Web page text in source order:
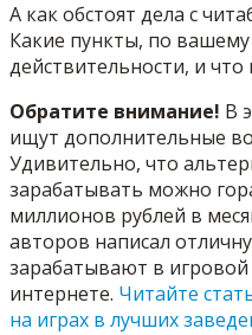
А как обстоят дела с
Какие пункты, по
действительности, и
Обратите внимание! В
ищут дополнительные
Удивительно, что
зарабатывать можно
миллионов рублей в
авторов написал
зарабатывают в
интернете. Читайте
на играх в лучших